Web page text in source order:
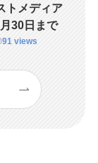
トメディア
30日まで
91 views